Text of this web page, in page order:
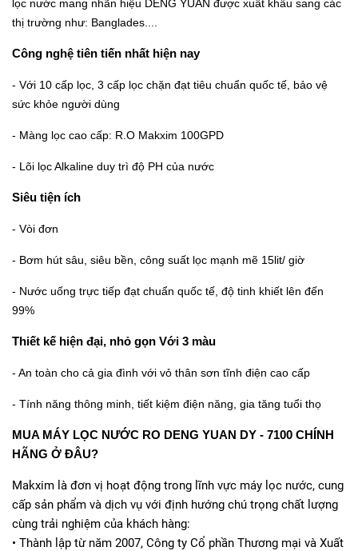
lọc nước mang nhãn hiệu DENG YUAN được xuất khẩu sang các
thị trường như: Banglades....
Công nghệ tiên tiến nhất hiện nay
- Với 10 cấp lọc, 3 cấp lọc chặn đạt tiêu chuẩn quốc tế, bảo vệ
sức khỏe người dùng
- Màng lọc cao cấp: R.O Makxim 100GPD
- Lõi lọc Alkaline duy trì độ PH của nước
Siêu tiện ích
- Vòi đơn
- Bơm hút sâu, siêu bền, công suất lọc mạnh mẽ 15lit/ giờ
- Nước uống trực tiếp đạt chuẩn quốc tế, độ tinh khiết lên đến
99%
Thiết kế hiện đại, nhỏ gọn Với 3 màu
- An toàn cho cả gia đình với vỏ thân sơn tĩnh điện cao cấp
- Tính năng thông minh, tiết kiệm điện năng, gia tăng tuổi thọ
MUA MÁY LỌC NƯỚC RO DENG YUAN DY - 7100 CHÍNH
HÃNG Ở ĐÂU?
Makxim là đơn vị hoạt động trong lĩnh vực máy lọc nước, cung
cấp sản phẩm và dịch vụ với định hướng chú trọng chất lượng
cùng trải nghiệm của khách hàng:
• Thành lập từ năm 2007, Công ty Cổ phần Thương mại và Xuất